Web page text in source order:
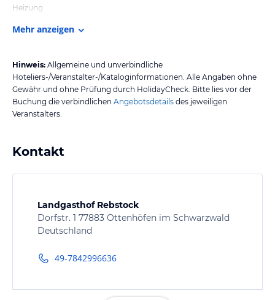
Heizung
Mehr anzeigen
Hinweis: Allgemeine und unverbindliche
Hoteliers-/Veranstalter-/Kataloginformationen. Alle Angaben ohne
Gewähr und ohne Prüfung durch HolidayCheck. Bitte lies vor der
Buchung die verbindlichen Angebotsdetails des jeweiligen
Veranstalters.
Kontakt
Landgasthof Rebstock
Dorfstr. 1 77883 Ottenhöfen im Schwarzwald
Deutschland
49-7842996636